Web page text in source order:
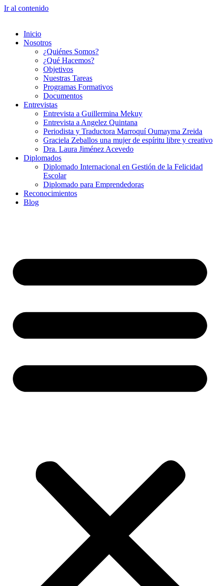
Ir al contenido
Inicio
Nosotros
¿Quiénes Somos?
¿Qué Hacemos?
Objetivos
Nuestras Tareas
Programas Formativos
Documentos
Entrevistas
Entrevista a Guillermina Mekuy
Entrevista a Angelez Quintana
Periodista y Traductora Marroquí Oumayma Zreida
Graciela Zeballos una mujer de espíritu libre y creativo
Dra. Laura Jiménez Acevedo
Diplomados
Diplomado Internacional en Gestión de la Felicidad
Escolar
Diplomado para Emprendedoras
Reconocimientos
Blog